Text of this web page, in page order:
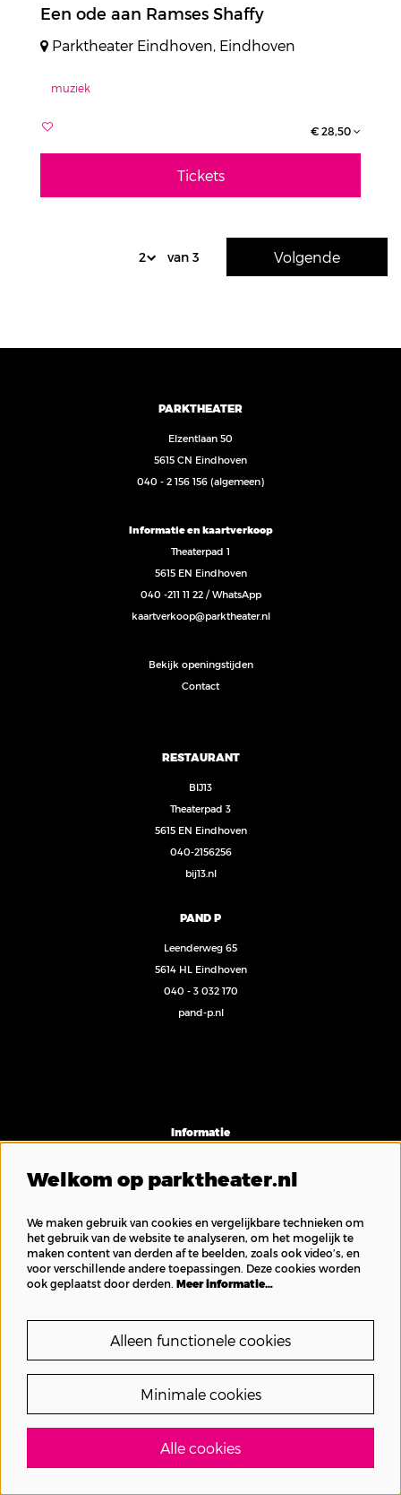
Een ode aan Ramses Shaffy
Parktheater Eindhoven, Eindhoven
muziek
€ 28,50
Tickets
van 3 Volgende
PARKTHEATER
Elzentlaan 50
5615 CN Eindhoven
040 - 2 156 156 (algemeen)
Informatie en kaartverkoop
Theaterpad 1
5615 EN Eindhoven
040 -211 11 22/ WhatsApp
kaartverkoop@parktheater.nl
Bekijk openingstijden
Contact
RESTAURANT
BIJ13
Theaterpad 3
5615 EN Eindhoven
040-2156256
bij13.nl
PAND P
Leenderweg 65
5614 HL Eindhoven
040 - 3 032 170
pand-p.nl
Informatie
Programma
Educatie
Over Parktheater
Vacatures
Voor gezelschappen en impresariaten
Welkom op parktheater.nl
We maken gebruik van cookies en vergelijkbare technieken om
het gebruik van de website te analyseren, om het mogelijk te
maken content van derden af te beelden, zoals ook video’s, en
voor verschillende andere toepassingen. Deze cookies worden
ook geplaatst door derden. Meer informatie…
Alleen functionele cookies
Minimale cookies
Alle cookies